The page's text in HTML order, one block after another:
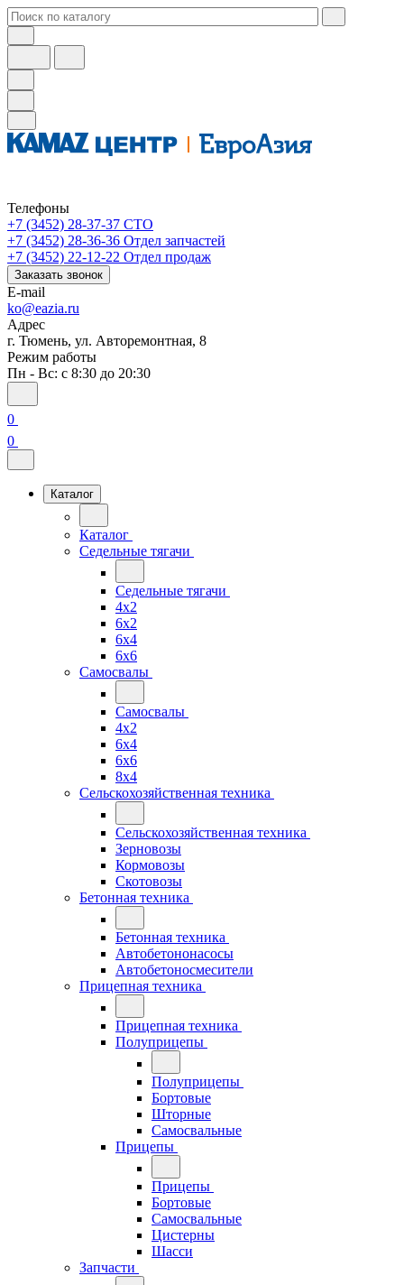
Телефоны
+7 (3452) 28-37-37 СТО
+7 (3452) 28-36-36 Отдел запчастей
+7 (3452) 22-12-22 Отдел продаж
Заказать звонок
E-mail
ko@eazia.ru
Адрес
г. Тюмень, ул. Авторемонтная, 8
Режим работы
Пн - Вс: с 8:30 до 20:30
0
0
Каталог
Каталог
Седельные тягачи
Седельные тягачи
4x2
6x2
6x4
6x6
Самосвалы
Самосвалы
4x2
6x4
6x6
8x4
Сельскохозяйственная техника
Сельскохозяйственная техника
Зерновозы
Кормовозы
Скотовозы
Бетонная техника
Бетонная техника
Автобетононасосы
Автобетоносмесители
Прицепная техника
Прицепная техника
Полуприцепы
Полуприцепы
Бортовые
Шторные
Самосвальные
Прицепы
Прицепы
Бортовые
Самосвальные
Цистерны
Шасси
Запчасти